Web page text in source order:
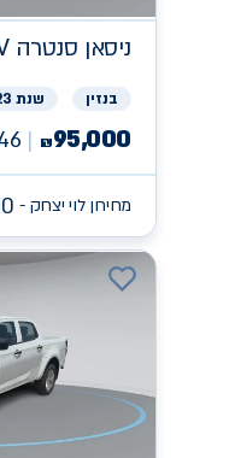
ניסאן SV סנטרה
בנזין שנת 2023
₪95,000
מחירון לוי יצחק -